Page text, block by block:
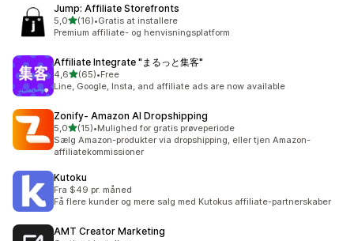
Jump: Affiliate Storefronts
5,0ud af 5 stjerner
(16)
16 anmeldelser i alt
•Gratis at installere
Premium affiliate- og henvisningsplatform
Affiliate Integrate "まるっと集客"
4,6ud af 5 stjerner
(65)
65 anmeldelser i alt
•Free
Line, Google, Insta, and affiliate ads are now available
Zonify‑ Amazon AI Dropshipping
5,0ud af 5 stjerner
(15)
15 anmeldelser i alt
•Mulighed for gratis prøveperiode
Sælg Amazon-produkter via dropshipping, eller tjen Amazon-
affiliatekommissioner
Kutoku
Fra $49 pr. måned
Få flere kunder og mere salg med Kutokus affiliate-partnerskaber
AMT Creator Marketing